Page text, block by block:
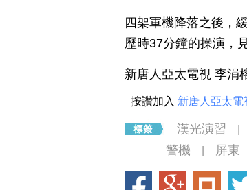
四架軍機降落之後，
歷時37分鐘的操演，
新唐人亞太電視 李涓
按讚加入 新唐人亞太電
漢光演習
警機
屏東